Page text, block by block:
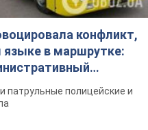
конфликт,
языке в маршрутке:
патрульные полицейские и